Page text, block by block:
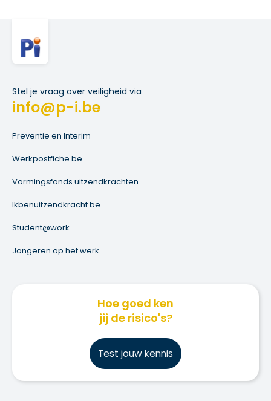
Stel je vraag over veiligheid via
info@p-i.be
Preventie en Interim
Werkpostfiche.be
Vormingsfonds uitzendkrachten
Ikbenuitzendkracht.be
Student@work
Jongeren op het werk
Hoe goed ken
jij de risico's?
Test jouw kennis